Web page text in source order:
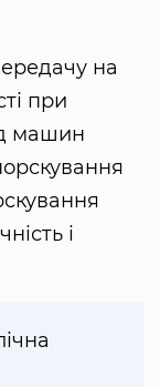
на
при
машин
і